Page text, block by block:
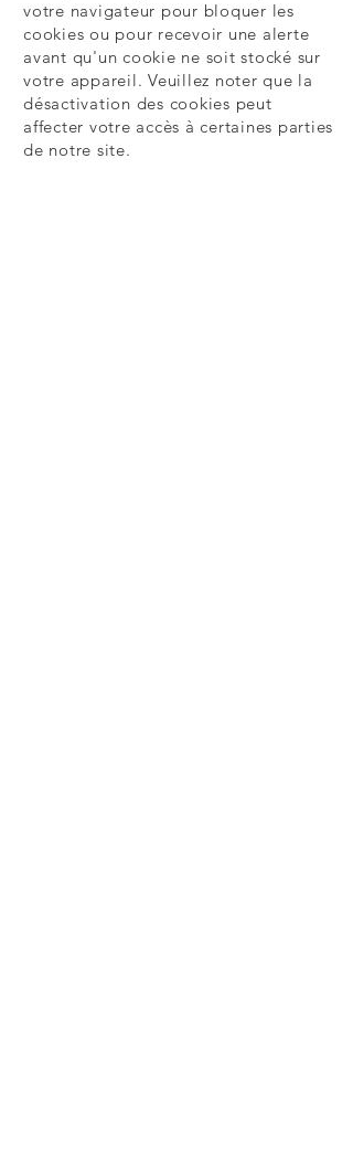
votre navigateur pour bloquer les
cookies ou pour recevoir une alerte
avant qu'un cookie ne soit stocké sur
votre appareil. Veuillez noter que la
désactivation des cookies peut
affecter votre accès à certaines parties
de notre site.